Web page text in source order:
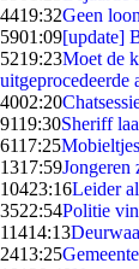
4419:32Geen
5901:09[update]
5219:23Moet de
uitgeprocedeerde
4002:20
9119:30Sheriff
6117:25
1317:59Jongeren
10423:16Leider
3522:54Politie
11414:13
2413:25